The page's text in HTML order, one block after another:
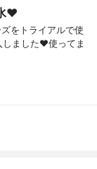
❤️
をトライアルで使
しました❤️使ってま